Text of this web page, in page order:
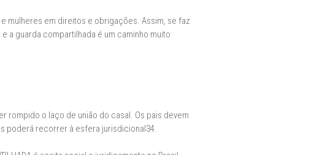
mulheres em direitos e obrigações. Assim, se faz
a guarda compartilhada é um caminho muito
rompido o laço de união do casal. Os pais devem
poderá recorrer à esfera jurisdicional34.